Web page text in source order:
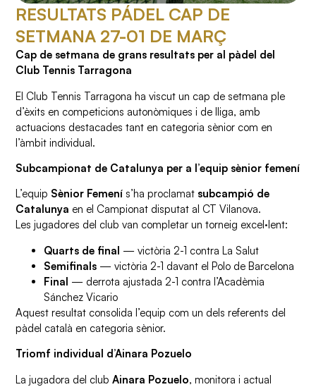
RESULTATS PÁDEL CAP DE
SETMANA 27-01 DE MARÇ
Cap de setmana de grans resultats per al pàdel del
Club Tennis Tarragona
El Club Tennis Tarragona ha viscut un cap de setmana ple
d’èxits en competicions autonòmiques i de lliga, amb
actuacions destacades tant en categoria sènior com en
l’àmbit individual.
Subcampionat de Catalunya per a l’equip sènior femení
L’equip Sènior Femení s’ha proclamat subcampió de
Catalunya en el Campionat disputat al CT Vilanova.
Les jugadores del club van completar un torneig excel·lent:
Quarts de final — victòria 2-1 contra La Salut
Semifinals — victòria 2-1 davant el Polo de Barcelona
Final — derrota ajustada 2-1 contra l’Acadèmia
Sánchez Vicario
Aquest resultat consolida l’equip com un dels referents del
pàdel català en categoria sènior.
Triomf individual d’Ainara Pozuelo
La jugadora del clubAinara Pozuelo, monitora i actual